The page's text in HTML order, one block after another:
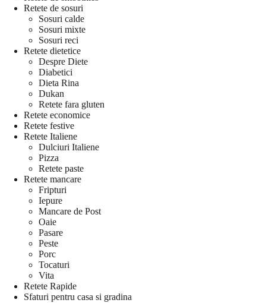
Retete de sosuri
Sosuri calde
Sosuri mixte
Sosuri reci
Retete dietetice
Despre Diete
Diabetici
Dieta Rina
Dukan
Retete fara gluten
Retete economice
Retete festive
Retete Italiene
Dulciuri Italiene
Pizza
Retete paste
Retete mancare
Fripturi
Iepure
Mancare de Post
Oaie
Pasare
Peste
Porc
Tocaturi
Vita
Retete Rapide
Sfaturi pentru casa si gradina